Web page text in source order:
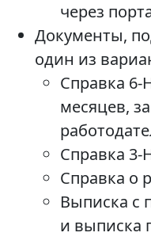
через
Документы,
один из
Справка
месяцев,
Справка
Справка о
Выписка с
и выписка